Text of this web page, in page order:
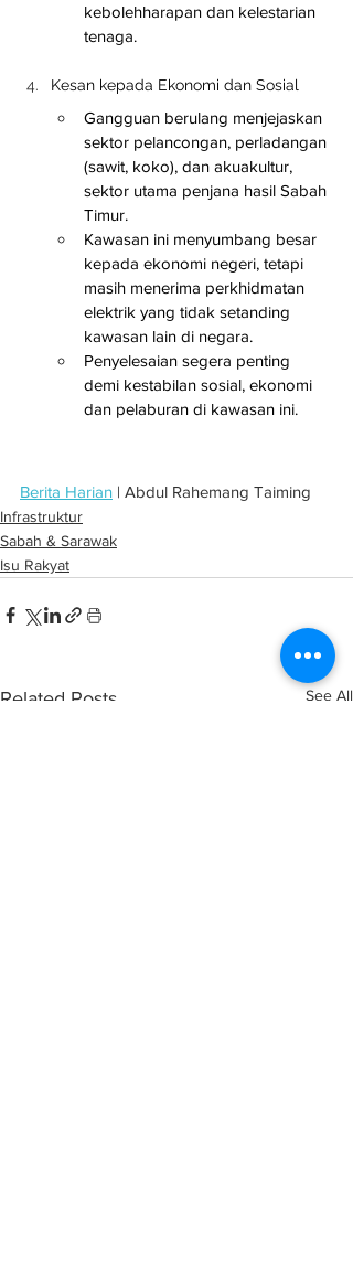
kebolehharapan dan kelestarian
tenaga.
Kesan kepada Ekonomi dan Sosial
Gangguan berulang menjejaskan
sektor pelancongan, perladangan
(sawit, koko), dan akuakultur,
sektor utama penjana hasil Sabah
Timur.
Kawasan ini menyumbang besar
kepada ekonomi negeri, tetapi
masih menerima perkhidmatan
elektrik yang tidak setanding
kawasan lain di negara.
Penyelesaian segera penting
demi kestabilan sosial, ekonomi
dan pelaburan di kawasan ini.
Berita Harian | Abdul Rahemang Taiming
Infrastruktur
Sabah & Sarawak
Isu Rakyat
Related Posts See All